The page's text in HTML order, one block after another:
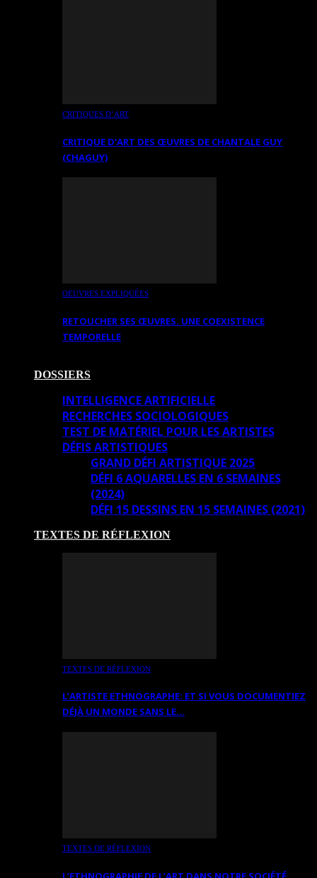
CRITIQUES D’ART
CRITIQUE D’ART DES ŒUVRES DE CHANTALE GUY
(CHAGUY)
OEUVRES EXPLIQUÉES
RETOUCHER SES ŒUVRES. UNE COEXISTENCE
TEMPORELLE
DOSSIERS
INTELLIGENCE ARTIFICIELLE
RECHERCHES SOCIOLOGIQUES
TEST DE MATÉRIEL POUR LES ARTISTES
DÉFIS ARTISTIQUES
GRAND DÉFI ARTISTIQUE 2025
DÉFI 6 AQUARELLES EN 6 SEMAINES
(2024)
DÉFI 15 DESSINS EN 15 SEMAINES (2021)
TEXTES DE RÉFLEXION
TEXTES DE RÉFLEXION
L’ARTISTE ETHNOGRAPHE: ET SI VOUS DOCUMENTIEZ
DÉJÀ UN MONDE SANS LE…
TEXTES DE RÉFLEXION